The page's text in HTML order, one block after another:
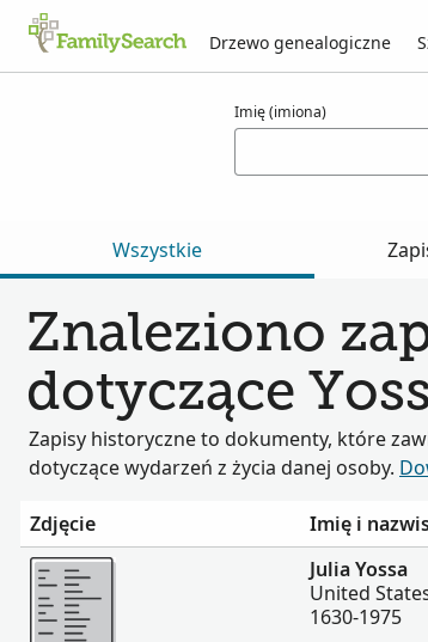
Drzewo genealogiczne
Imię (imiona)
Wszystkie
Znaleziono
dotyczące
Zapisy historyczne to dokumenty, które
dotyczące wydarzeń z życia danej osoby.
Zdjęcie Imię i
Więcej
Julia Yossa
United
1630-1975